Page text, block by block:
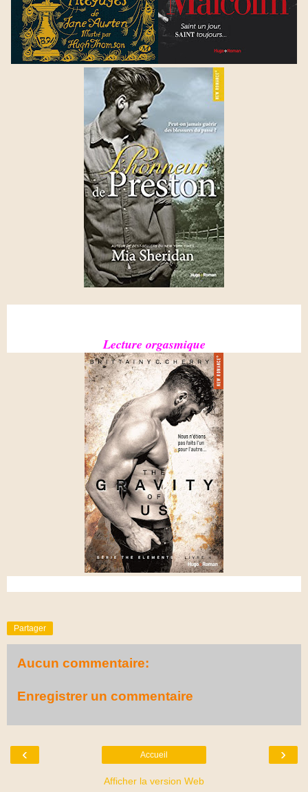
Lecture orgasmique
Partager
Aucun commentaire:
Enregistrer un commentaire
‹ ›
Accueil
Afficher la version Web